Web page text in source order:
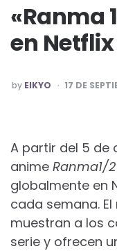
«Ranma
en
POSTED
BY
by EIKYO 17 DE
A partir del 5 de
anime Ranma1/2
globalmente en
cada semana.
muestran a los
serie y ofrecen